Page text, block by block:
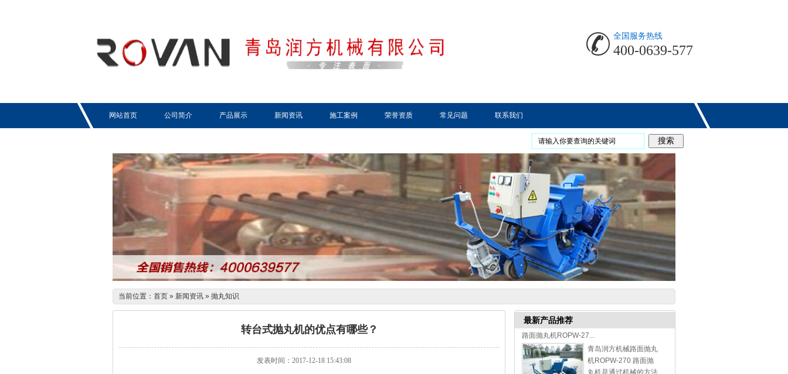
全国服务热线
400-0639-577
网站首页 公司简介 产品展示 新闻资讯 施工案例 荣誉资质 常见问题 联系我们
当前位置： 首页 » 新闻资讯 » 抛丸知识
转台式抛丸机的优点有哪些？
发表时间：2017-12-18 15:43:08
最新产品推荐
路面抛丸机ROPW-27...
青岛润方机械路面抛丸
机ROPW-270 路面抛